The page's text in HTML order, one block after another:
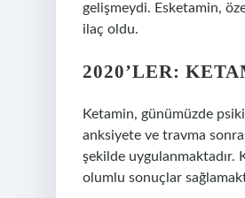
gelişmeydi. Esketamin,
ilaç oldu.
2020’LER:
Ketamin, günümüzde
anksiyete ve travma
şekilde
olumlu sonuçlar